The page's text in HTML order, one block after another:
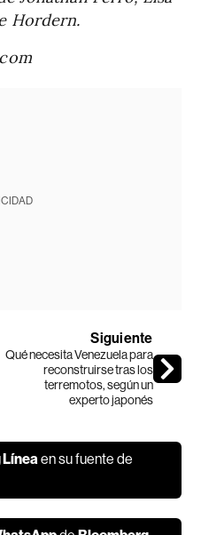
Hordern.
Siguiente
Qué necesita Venezuela para
reconstruirse tras los
terremotos, según un
experto japonés
en su fuente de